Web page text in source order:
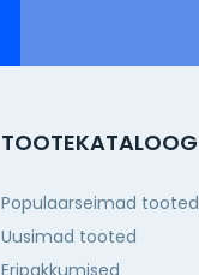
TOOTEKATALOOG
Populaarseimad tooted
Uusimad tooted